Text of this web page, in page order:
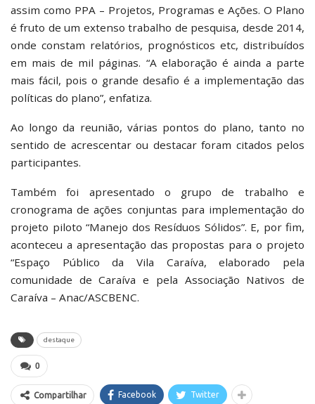
assim como PPA – Projetos, Programas e Ações. O Plano
é fruto de um extenso trabalho de pesquisa, desde 2014,
onde constam relatórios, prognósticos etc, distribuídos
em mais de mil páginas. “A elaboração é ainda a parte
mais fácil, pois o grande desafio é a implementação das
políticas do plano”, enfatiza.
Ao longo da reunião, várias pontos do plano, tanto no
sentido de acrescentar ou destacar foram citados pelos
participantes.
Também foi apresentado o grupo de trabalho e
cronograma de ações conjuntas para implementação do
projeto piloto “Manejo dos Resíduos Sólidos”. E, por fim,
aconteceu a apresentação das propostas para o projeto
“Espaço Público da Vila Caraíva, elaborado pela
comunidade de Caraíva e pela Associação Nativos de
Caraíva – Anac/ASCBENC.
destaque
0
Compartilhar Facebook Twitter